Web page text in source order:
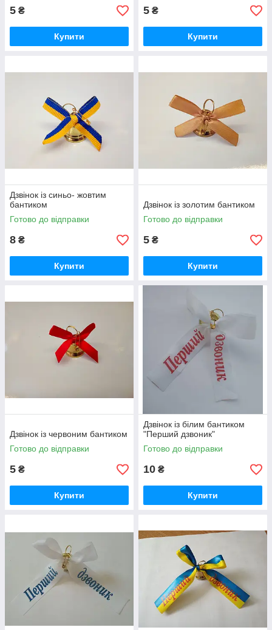
5 ₴
Купити
5 ₴
Купити
Дзвінок із синьо- жовтим
бантиком
Готово до відправки
8 ₴
Купити
Дзвінок із золотим бантиком
Готово до відправки
5 ₴
Купити
Дзвінок із червоним бантиком
Готово до відправки
5 ₴
Купити
Дзвінок із білим бантиком
"Перший дзвоник"
Готово до відправки
10 ₴
Купити